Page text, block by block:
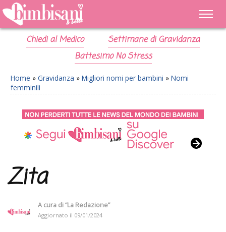
Chiedi al Medico
Settimane di Gravidanza
Battesimo No Stress
Home » Gravidanza » Migliori nomi per bambini » Nomi
femminili
Zita
A cura di“La Redazione”
Aggiornato il 09/01/2024